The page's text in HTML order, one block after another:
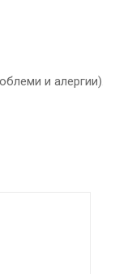
и алергии).